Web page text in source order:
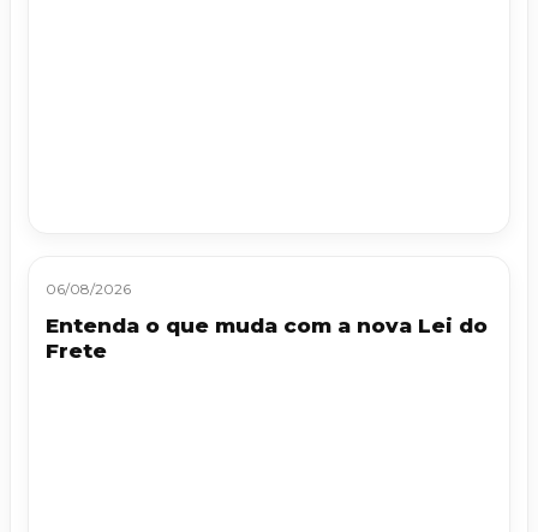
06/08/2026
Entenda o que muda com a nova Lei do
Frete